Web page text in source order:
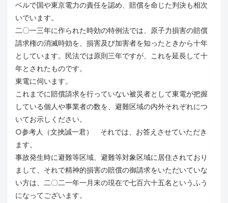
ベルで国や東京電力の責任を認め、賠償を命じた判決も相次
いでいます。
二〇一三年に作られた時効の特例法では、原子力損害の賠償
請求権の消滅時効を、損害及び加害者を知ったときから十年
としています。民法では原則三年ですが、これを延長して十
年とされたものです。
東電に伺います。
これまでに賠償請求を行っていない被災者として東電が把握
している個人や事業者の数を、避難区域の内外それぞれにつ
いてお示しください。
○参考人（文挾誠一君） それでは、お答えさせていただき
ます。
事故発生時に避難等区域、避難等対象区域に居住されており
まして、それで精神的損害の賠償の御請求をいただいていな
い方は、二〇二一年一月末の現在で七百六十五名というふう
になってございます。